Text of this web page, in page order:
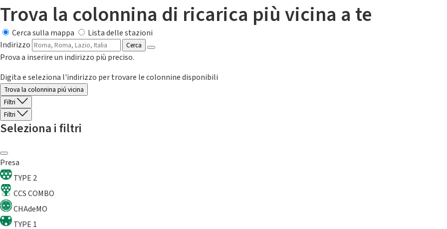
Trova la colonnina di ricarica più vicina a te
Cerca sulla mappa
Lista delle stazioni
Indirizzo
Cerca
Prova a inserire un indirizzo più preciso.
Digita e seleziona l'indirizzo per trovare le colonnine disponibili
Trova la colonnina piú vicina
Filtri
Filtri
Seleziona i filtri
Presa
TYPE 2
CCS COMBO
CHAdeMO
TYPE 1